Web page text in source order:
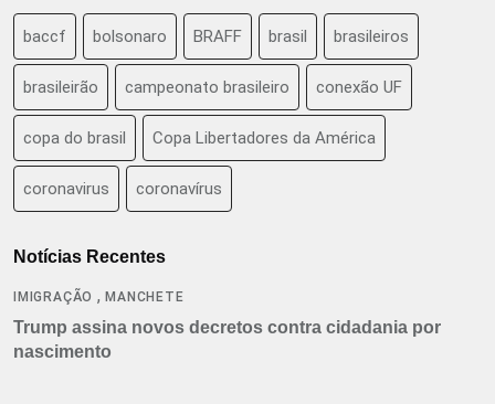
baccf bolsonaro BRAFF brasil brasileiros
brasileirão campeonato brasileiro conexão UF
copa do brasil Copa Libertadores da América
coronavirus coronavírus
Notícias Recentes
IMIGRAÇÃO ,MANCHETE
Trump assina novos decretos contra cidadania por
nascimento